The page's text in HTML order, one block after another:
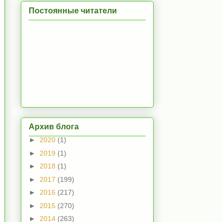
Постоянные читатели
Архив блога
► 2020 (1)
► 2019 (1)
► 2018 (1)
► 2017 (199)
► 2016 (217)
► 2015 (270)
► 2014 (263)